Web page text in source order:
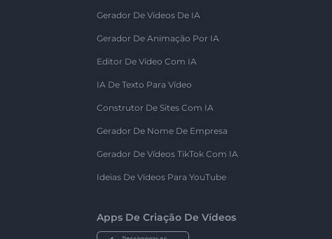
Gerador De Vídeos De IA
Gerador De Animação Por IA
Editor De Vídeo Com IA
IA De Texto Para Vídeo
Construtor De Sites Com IA
Gerador De Nome De Empresa
Gerador De Vídeos TikTok Com IA
Ideias De Vídeos Para YouTube
Apps De Criação De Vídeos